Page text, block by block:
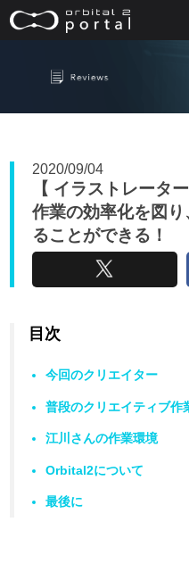
ホーム
レビュー
2020/09/04
【 イラストレータ
作業の効率化を図
ることができる！
目次
今回のクリエイター
普段のクリエイティブ作
江川さんの作業環境
Orbital2について
最後に